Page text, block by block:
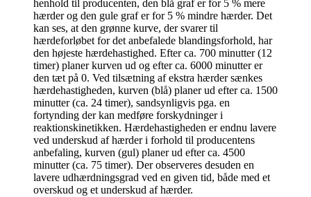
henhold til producenten, den blå graf er for 5 % mere
hærder og den gule graf er for 5 % mindre hærder. Det
kan ses, at den grønne kurve, der svarer til
hærdeforløbet for det anbefalede blandingsforhold, har
den højeste hærdehastighed. Efter ca. 700 minutter (12
timer) planer kurven ud og efter ca. 6000 minutter er
den tæt på 0. Ved tilsætning af ekstra hærder sænkes
hærdehastigheden, kurven (blå) planer ud efter ca. 1500
minutter (ca. 24 timer), sandsynligvis pga. en
fortynding der kan medføre forskydninger i
reaktionskinetikken. Hærdehastigheden er endnu lavere
ved underskud af hærder i forhold til producentens
anbefaling, kurven (gul) planer ud efter ca. 4500
minutter (ca. 75 timer). Der observeres desuden en
lavere udhærdningsgrad ved en given tid, både med et
overskud og et underskud af hærder.